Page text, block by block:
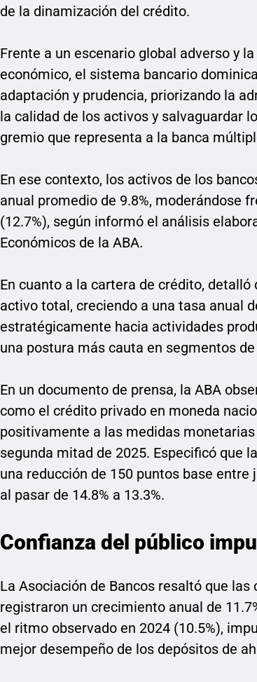
de la dinamización del crédito.
Frente a un escenario global adverso y
económico, el sistema bancario
adaptación y prudencia, priorizando la
la calidad de los activos y salvaguardar
gremio que representa a la banca
En ese contexto, los activos de los
anual promedio de 9.8%, moderándose
(12.7%), según informó el análisis
Económicos de la ABA.
En cuanto a la cartera de crédito,
activo total, creciendo a una tasa anual
estratégicamente hacia actividades
una postura más cauta en segmentos
En un documento de prensa, la ABA
como el crédito privado en moneda
positivamente a las medidas
segunda mitad de 2025. Especificó que
una reducción de 150 puntos base entre
al pasar de 14.8% a 13.3%.
Confianza del público
La Asociación de Bancos resaltó que
registraron un crecimiento anual de
el ritmo observado en 2024 (10.5%),
mejor desempeño de los depósitos de